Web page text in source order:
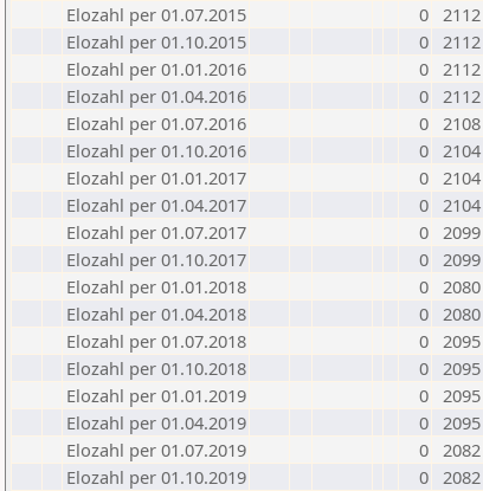
Elozahl per 01.07.2015
0 2112
Elozahl per 01.10.2015
0 2112
Elozahl per 01.01.2016
0 2112
Elozahl per 01.04.2016
0 2112
Elozahl per 01.07.2016
0 2108
Elozahl per 01.10.2016
0 2104
Elozahl per 01.01.2017
0 2104
Elozahl per 01.04.2017
0 2104
Elozahl per 01.07.2017
0 2099
Elozahl per 01.10.2017
0 2099
Elozahl per 01.01.2018
0 2080
Elozahl per 01.04.2018
0 2080
Elozahl per 01.07.2018
0 2095
Elozahl per 01.10.2018
0 2095
Elozahl per 01.01.2019
0 2095
Elozahl per 01.04.2019
0 2095
Elozahl per 01.07.2019
0 2082
Elozahl per 01.10.2019
0 2082